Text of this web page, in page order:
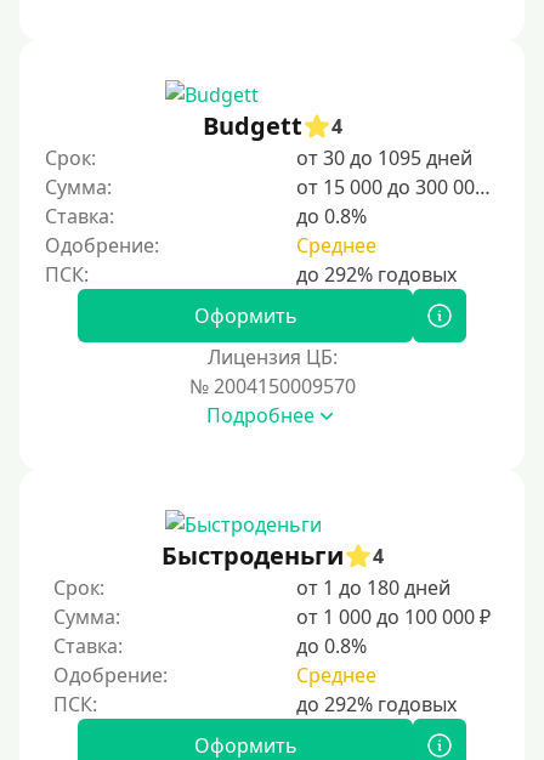
Budgett
4
Срок:
от 30 до 1095 дней
Сумма:
от 15 000 до 300 000 ₽
Ставка:
до 0.8%
Одобрение:
Среднее
Оформить
Лицензия ЦБ:
№ 2004150009570
Подробнее
Быстроденьги
4
Срок:
от 1 до 180 дней
Сумма:
от 1 000 до 100 000 ₽
Ставка:
до 0.8%
Одобрение:
Среднее
Оформить